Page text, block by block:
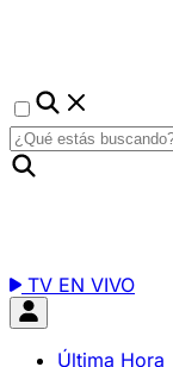
TV EN VIVO
Última Hora